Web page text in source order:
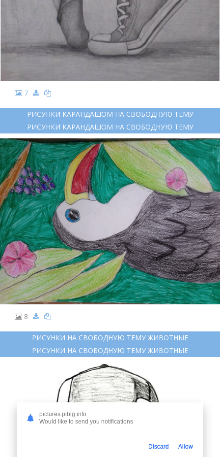
7
РИСУНКИ КАРАНДАШОМ НА СВОБОДНУЮ ТЕМУ
РИСУНКИ КАРАНДАШОМ НА СВОБОДНУЮ ТЕМУ
8
РИСУНКИ НА СВОБОДНУЮ ТЕМУ ЖИВОТНЫЕ
РИСУНКИ НА СВОБОДНУЮ ТЕМУ ЖИВОТНЫЕ
pictures.pibig.info
Would like to send you notifications
Discard Allow